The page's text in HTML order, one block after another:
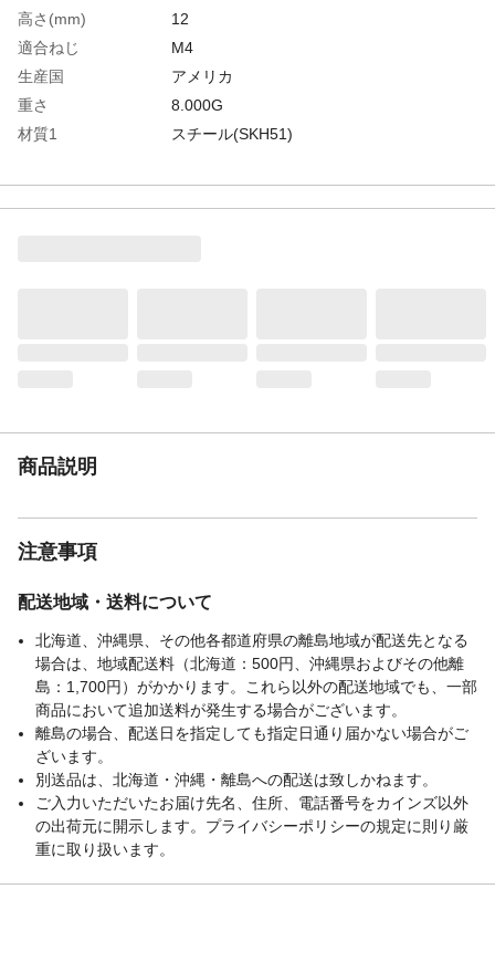
高さ(mm)
12
適合ねじ
M4
生産国
アメリカ
重さ
8.000G
材質1
スチール(SKH51)
商品説明
注意事項
配送地域・送料について
北海道、沖縄県、その他各都道府県の離島地域が配送先となる
場合は、地域配送料（北海道：500円、沖縄県およびその他離
島：1,700円）がかかります。これら以外の配送地域でも、一部
商品において追加送料が発生する場合がございます。
離島の場合、配送日を指定しても指定日通り届かない場合がご
ざいます。
別送品は、北海道・沖縄・離島への配送は致しかねます。
ご入力いただいたお届け先名、住所、電話番号をカインズ以外
の出荷元に開示します。プライバシーポリシーの規定に則り厳
重に取り扱います。